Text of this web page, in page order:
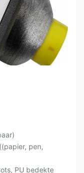
pen,
PU bedekte